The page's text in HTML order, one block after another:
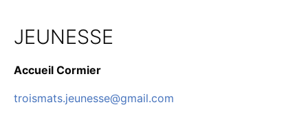
JEUNESSE
Accueil Cormier
troismats.jeunesse@gmail.com